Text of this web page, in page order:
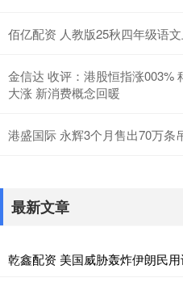
佰亿配资 人教版25秋四年级语
金信达 收评：港股恒指涨003%
大涨 新消费概念回暖
港盛国际 永辉3个月售出70万条
最新文章
乾鑫配资 美国威胁轰炸伊朗民